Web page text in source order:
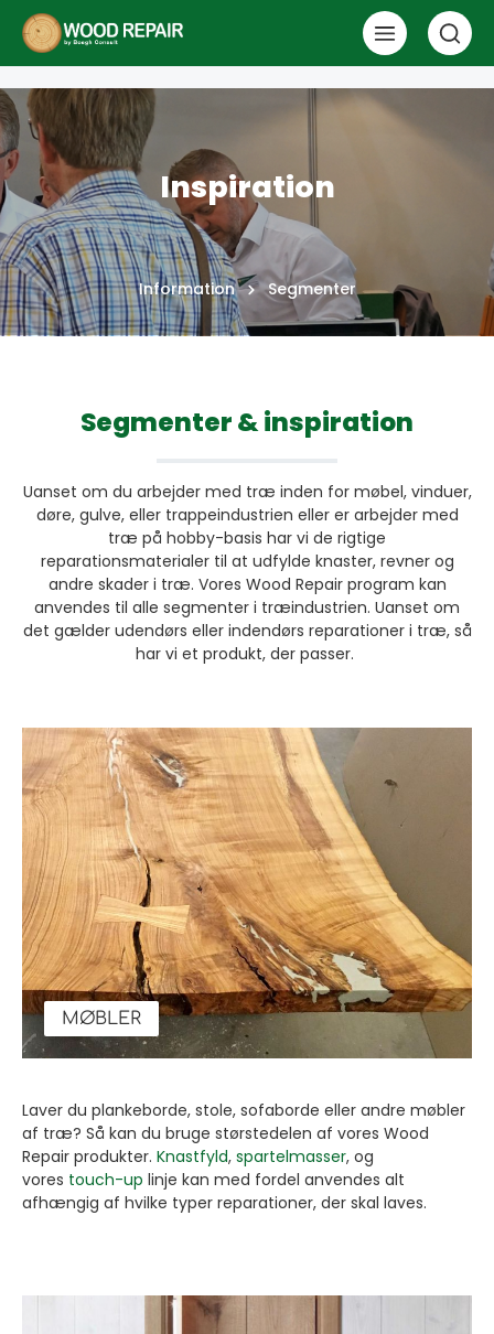
Inspiration
Information Segmenter
Segmenter & inspiration
Uanset om du arbejder med træ inden for møbel, vinduer,
døre, gulve, eller trappeindustrien eller er arbejder med
træ på hobby-basis har vi de rigtige
reparationsmaterialer til at udfylde knaster, revner og
andre skader i træ. Vores Wood Repair program kan
anvendes til alle segmenter i træindustrien. Uanset om
det gælder udendørs eller indendørs reparationer i træ, så
har vi et produkt, der passer.
MØBLER
Laver du plankeborde, stole, sofaborde eller andre møbler
af træ? Så kan du bruge størstedelen af vores Wood
Repair produkter. Knastfyld, spartelmasser, og
vores touch-up linje kan med fordel anvendes alt
afhængig af hvilke typer reparationer, der skal laves.